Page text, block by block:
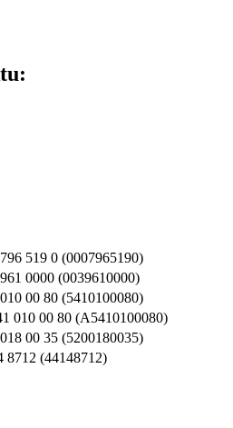
519 0 (0007965190)
0000 (0039610000)
00 80 (5410100080)
010 00 80 (A5410100080)
00 35 (5200180035)
8712 (44148712)